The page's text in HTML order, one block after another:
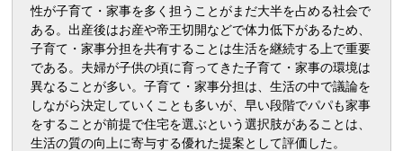
性が子育て・家事を多く担うことがまだ大半を占める社会で
ある。出産後はお産や帝王切開などで体力低下があるため、
子育て・家事分担を共有することは生活を継続する上で重要
である。夫婦が子供の頃に育ってきた子育て・家事の環境は
異なることが多い。子育て・家事分担は、生活の中で議論を
しながら決定していくことも多いが、早い段階でパパも家事
をすることが前提で住宅を選ぶという選択肢があることは、
生活の質の向上に寄与する優れた提案として評価した。